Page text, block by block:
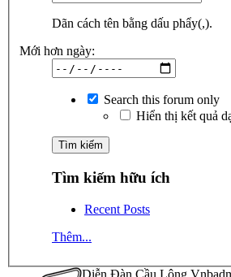
Dãn cách tên bằng dấu phẩy(,).
Mới hơn ngày:
Search this forum only
Hiển thị kết quả
Tìm kiếm hữu ích
Recent Posts
Thêm...
Diễn Đàn Cầu Lông